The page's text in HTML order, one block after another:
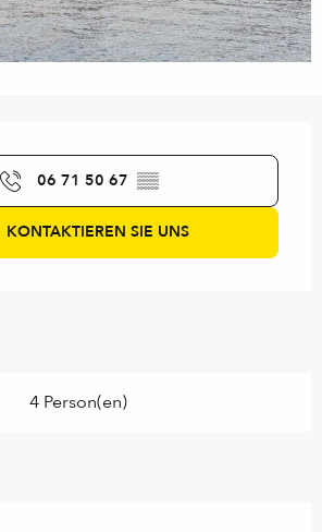
06 71 50 67 ▒▒
KONTAKTIEREN SIE UNS
4 Person(en)